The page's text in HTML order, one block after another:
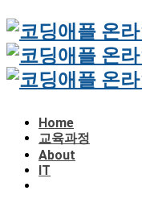
Home
교육과정
About
IT